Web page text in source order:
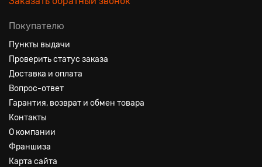
Покупателю
Пункты выдачи
Проверить статус заказа
Доставка и оплата
Вопрос-ответ
Гарантия, возврат и обмен товара
Контакты
О компании
Франшиза
Карта сайта